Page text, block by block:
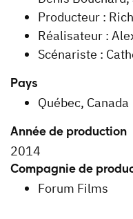
Producteur :
Réalisateur :
Scénariste :
Pays
Québec, Canada
Année de production
2014
Compagnie de
Forum Films